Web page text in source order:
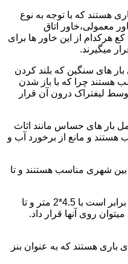
هستند که با توجه به نوع
معمولی،خاور اتاق
هرکدام از این خاور ها برای
میگیرند.
های سنگین که بلند کردن
هستند چرا که با باز شدن
لیفتراک درون آن قرار
بار های حساس مانند اثاث
هستند و مانع از برخورد آب و
شهری مناسب هستنند و تا
ابعاد بارگیر خاور ها به طور متوسط برابر است با 4.5*2 متر و تا
هستند که به عنوان بنز